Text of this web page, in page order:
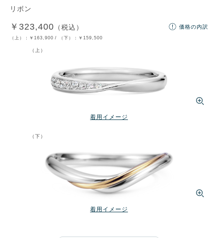
リボン
￥323,400 （税込）
（上）： ￥163,900 / （下）： ￥159,500
価格の内訳
（上）
着用イメージ
（下）
着用イメージ